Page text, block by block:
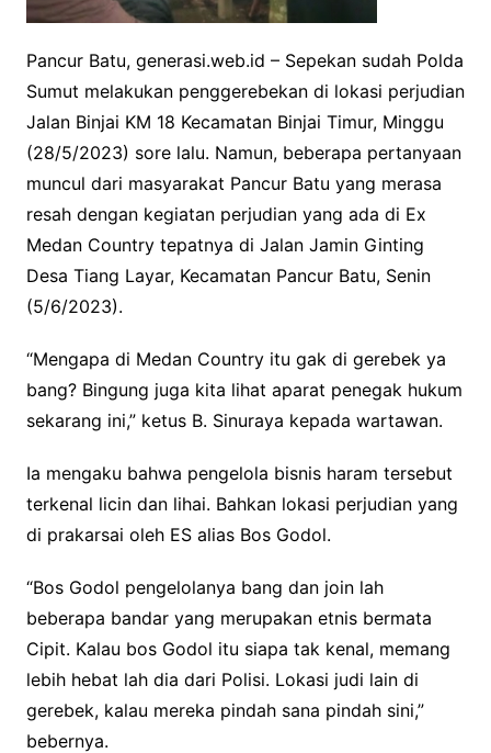
Pancur Batu, generasi.web.id – Sepekan sudah Polda
Sumut melakukan penggerebekan di lokasi perjudian
Jalan Binjai KM 18 Kecamatan Binjai Timur, Minggu
(28/5/2023) sore lalu. Namun, beberapa pertanyaan
muncul dari masyarakat Pancur Batu yang merasa
resah dengan kegiatan perjudian yang ada di Ex
Medan Country tepatnya di Jalan Jamin Ginting
Desa Tiang Layar, Kecamatan Pancur Batu, Senin
(5/6/2023).
“Mengapa di Medan Country itu gak di gerebek ya
bang? Bingung juga kita lihat aparat penegak hukum
sekarang ini,” ketus B. Sinuraya kepada wartawan.
Ia mengaku bahwa pengelola bisnis haram tersebut
terkenal licin dan lihai. Bahkan lokasi perjudian yang
di prakarsai oleh ES alias Bos Godol.
“Bos Godol pengelolanya bang dan join lah
beberapa bandar yang merupakan etnis bermata
Cipit. Kalau bos Godol itu siapa tak kenal, memang
lebih hebat lah dia dari Polisi. Lokasi judi lain di
gerebek, kalau mereka pindah sana pindah sini,”
bebernya.